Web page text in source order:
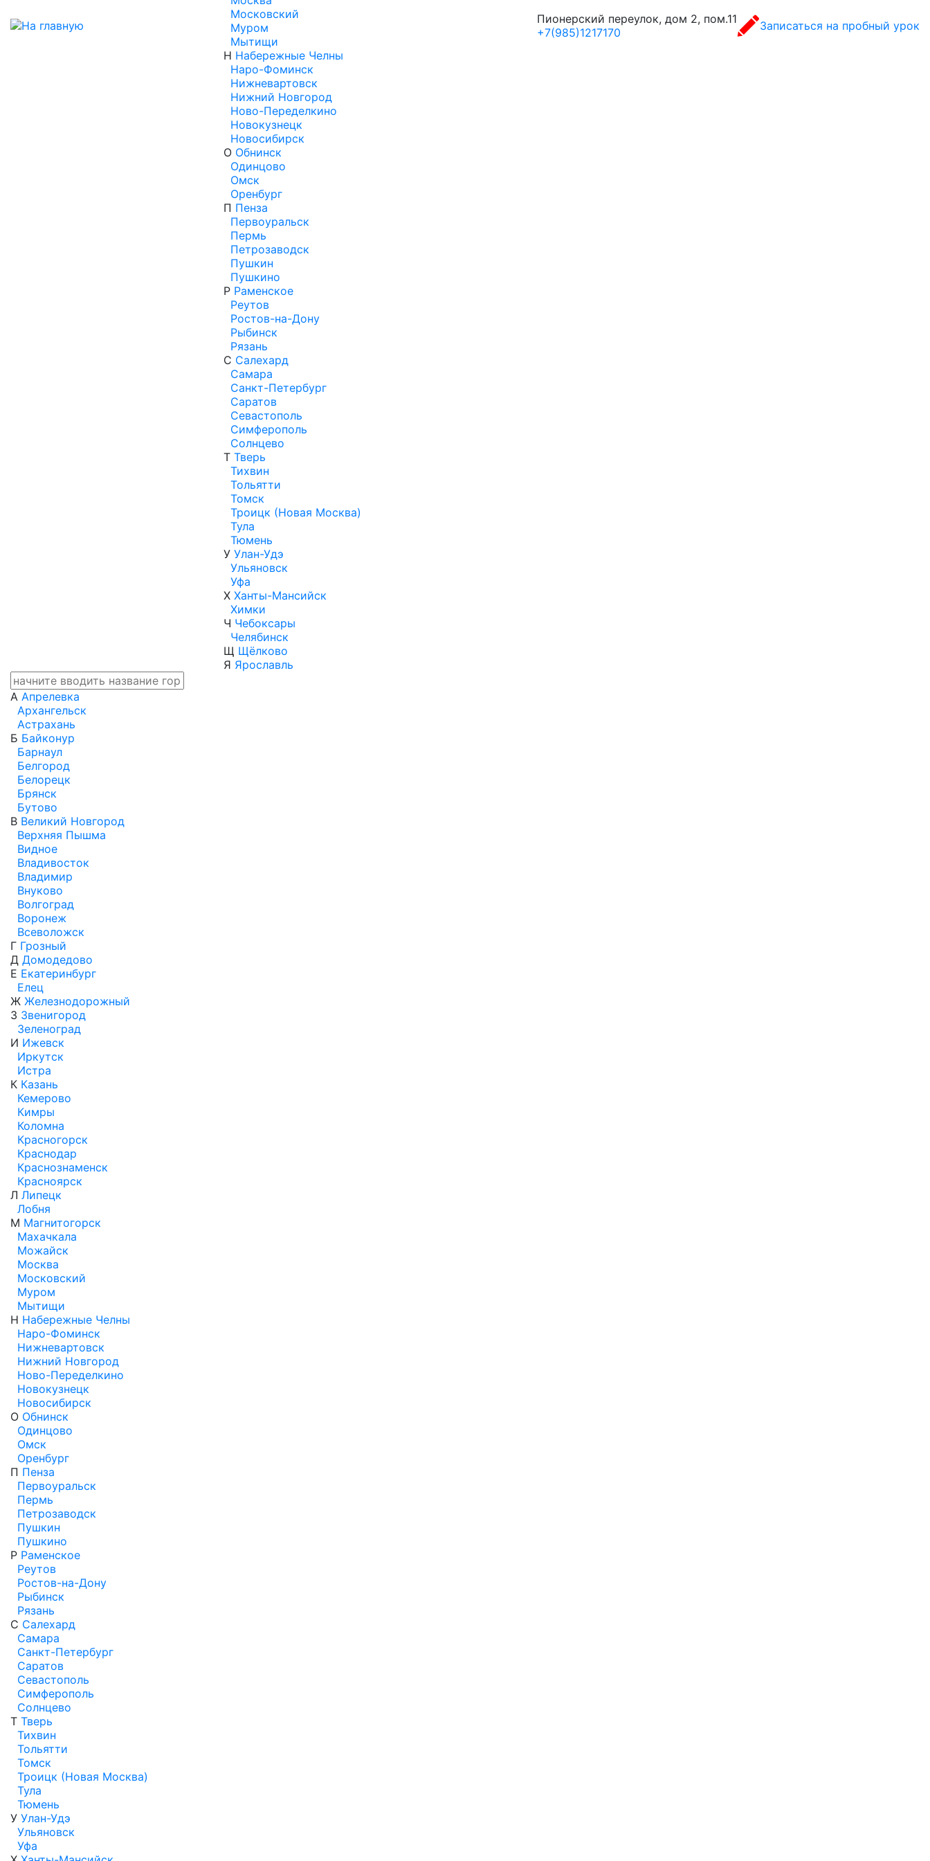
Московский
Муром
Мытищи
Н Набережные Челны
Наро-Фоминск
Нижневартовск
Нижний Новгород
Ново-Переделкино
Новокузнецк
Новосибирск
О Обнинск
Одинцово
Омск
Оренбург
П Пенза
Первоуральск
Пермь
Петрозаводск
Пушкин
Пушкино
Р Раменское
Реутов
Ростов-на-Дону
Рыбинск
Рязань
С Салехард
Самара
Санкт-Петербург
Саратов
Севастополь
Симферополь
Солнцево
Т Тверь
Тихвин
Тольятти
Томск
Троицк (Новая Москва)
Тула
Тюмень
У Улан-Удэ
Ульяновск
Уфа
Х Ханты-Мансийск
Химки
Ч Чебоксары
Челябинск
Щ Щёлково
Я Ярославль
Пионерский переулок, дом 2, пом.11
+7(985)1217170
Записаться на пробный урок
А Апрелевка
Архангельск
Астрахань
Б Байконур
Барнаул
Белгород
Белорецк
Брянск
Бутово
В Великий Новгород
Верхняя Пышма
Видное
Владивосток
Владимир
Внуково
Волгоград
Воронеж
Всеволожск
Г Грозный
Д Домодедово
Е Екатеринбург
Елец
Ж Железнодорожный
З Звенигород
Зеленоград
И Ижевск
Иркутск
Истра
К Казань
Кемерово
Кимры
Коломна
Красногорск
Краснодар
Краснознаменск
Красноярск
Л Липецк
Лобня
М Магнитогорск
Махачкала
Можайск
Москва
Московский
Муром
Мытищи
Н Набережные Челны
Наро-Фоминск
Нижневартовск
Нижний Новгород
Ново-Переделкино
Новокузнецк
Новосибирск
О Обнинск
Одинцово
Омск
Оренбург
П Пенза
Первоуральск
Пермь
Петрозаводск
Пушкин
Пушкино
Р Раменское
Реутов
Ростов-на-Дону
Рыбинск
Рязань
С Салехард
Самара
Санкт-Петербург
Саратов
Севастополь
Симферополь
Солнцево
Т Тверь
Тихвин
Тольятти
Томск
Троицк (Новая Москва)
Тула
Тюмень
У Улан-Удэ
Ульяновск
Уфа